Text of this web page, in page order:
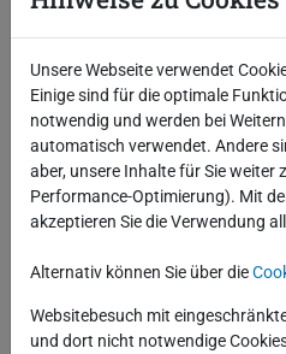
Unsere Webseite verwendet
Einige sind für die optimale
notwendig und werden bei
automatisch verwendet. Andere
aber, unsere Inhalte für Sie weiter
Performance-Optimierung). Mit
akzeptieren Sie die Verwendung
Alternativ können Sie über die
Websitebesuch mit
und dort nicht notwendige